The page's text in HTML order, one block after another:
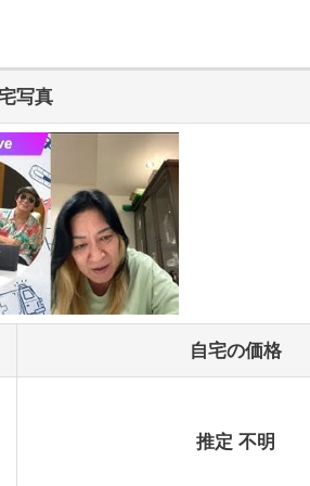
出演するジャガー横田さん
組などでも活躍しています。
インタビューに参加することもあ
写真
自宅の価格
推定 不明